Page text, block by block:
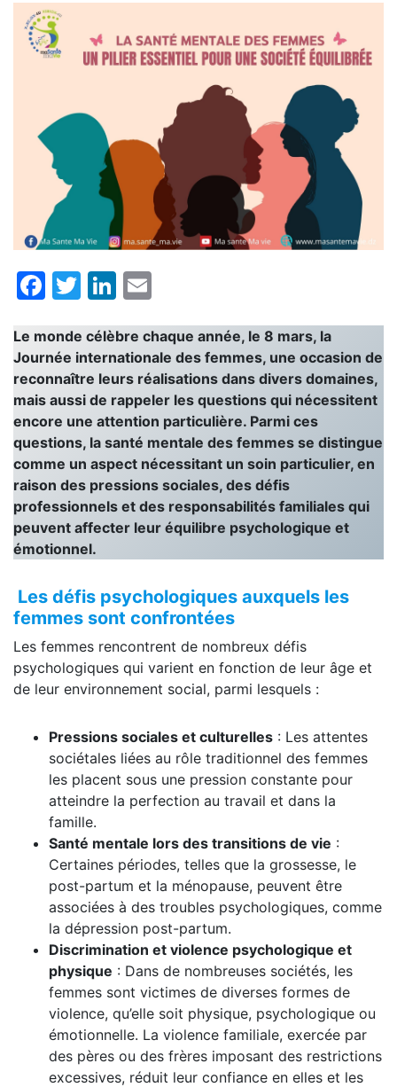
Facebook
TwitterLinkedIn
Le monde célèbre chaque année, le 8 mars, la
Journée internationale des femmes, une occasion de
reconnaître leurs réalisations dans divers domaines,
mais aussi de rappeler les questions qui nécessitent
encore une attention particulière. Parmi ces
questions, la santé mentale des femmes se distingue
comme un aspect nécessitant un soin particulier, en
raison des pressions sociales, des défis
professionnels et des responsabilités familiales qui
peuvent affecter leur équilibre psychologique et
émotionnel.
Les défis psychologiques auxquels les
femmes sont confrontées
Les femmes rencontrent de nombreux défis
psychologiques qui varient en fonction de leur âge et
de leur environnement social, parmi lesquels :
Pressions sociales et culturelles : Les attentes
sociétales liées au rôle traditionnel des femmes
les placent sous une pression constante pour
atteindre la perfection au travail et dans la
famille.
Santé mentale lors des transitions de vie :
Certaines périodes, telles que la grossesse, le
post-partum et la ménopause, peuvent être
associées à des troubles psychologiques, comme
la dépression post-partum.
Discrimination et violence psychologique et
physique : Dans de nombreuses sociétés, les
femmes sont victimes de diverses formes de
violence, qu’elle soit physique, psychologique ou
émotionnelle. La violence familiale, exercée par
des pères ou des frères imposant des restrictions
excessives, réduit leur confiance en elles et les